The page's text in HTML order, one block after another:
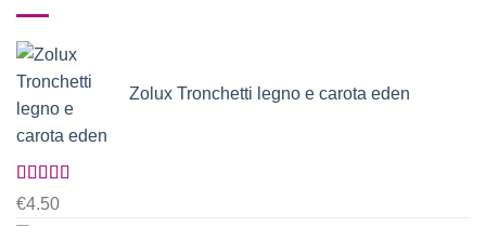
Zolux Tronchetti legno e carota eden
Valutato
5.00su 5
€4.50